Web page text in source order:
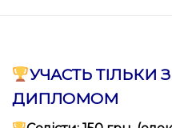
УЧАСТЬ ТІЛЬКИ
ДИПЛОМОМ